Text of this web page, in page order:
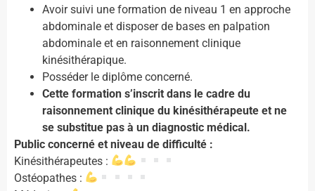
Avoir suivi une formation de niveau 1 en approche
abdominale et disposer de bases en palpation
abdominale et en raisonnement clinique
kinésithérapique.
Posséder le diplôme concerné.
Cette formation s’inscrit dans le cadre du
raisonnement clinique du kinésithérapeute et ne
se substitue pas à un diagnostic médical.
Public concerné et niveau de difficulté :
Kinésithérapeutes :
Ostéopathes :